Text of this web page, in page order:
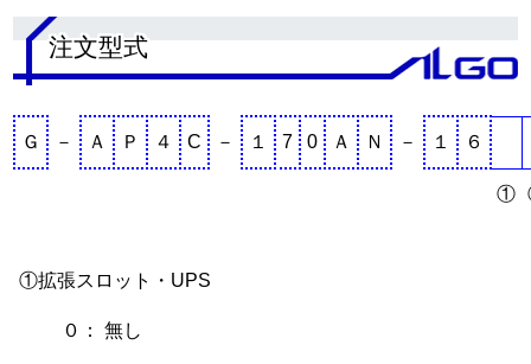
注文型式
Ｇ － Ａ Ｐ ４ C － １ 7 0 Ａ Ｎ － １ ６
①
①拡張スロット・UPS
０： 無し